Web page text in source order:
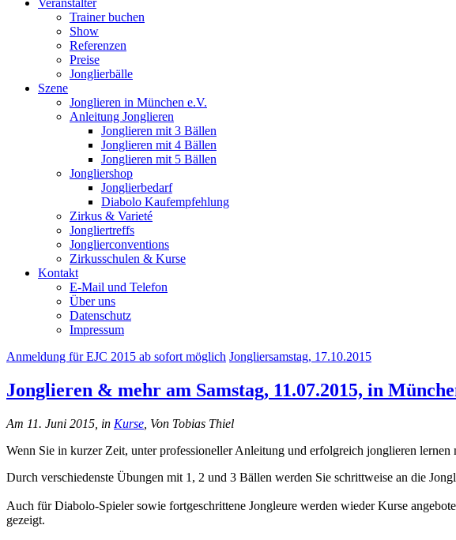
Veranstalter
Trainer buchen
Show
Referenzen
Preise
Jonglierbälle
Szene
Jonglieren in München e.V.
Anleitung Jonglieren
Jonglieren mit 3 Bällen
Jonglieren mit 4 Bällen
Jonglieren mit 5 Bällen
Jongliershop
Jonglierbedarf
Diabolo Kaufempfehlung
Zirkus & Varieté
Jongliertreffs
Jonglierconventions
Zirkusschulen & Kurse
Kontakt
E-Mail und Telefon
Über uns
Datenschutz
Impressum
Anmeldung für EJC 2015 ab sofort möglich Jongliersamstag, 17.10.2015
Jonglieren & mehr am Samstag, 11.07.2015, in
Am 11. Juni 2015, in Kurse , Von Tobias Thiel
Wenn Sie in kurzer Zeit, unter professioneller Anleitung und erfolgreich jonglieren
Durch verschiedenste Übungen mit 1, 2 und 3 Bällen werden Sie schrittweise an die
Auch für Diabolo-Spieler sowie fortgeschrittene Jongleure werden wieder Kurse
gezeigt.